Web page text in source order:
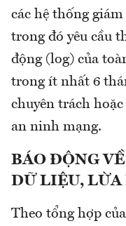
các hệ thống
trong đó yêu cầu
động (log) của
trong ít nhất 6
chuyên trách
an ninh mạng.
BÁO ĐỘNG
DỮ LIỆU, LỪA
Theo tổng hợp